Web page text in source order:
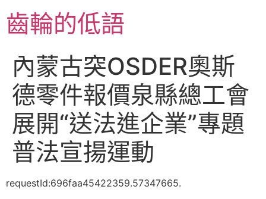
至
主齒輪的低語
內蒙古突OSDER奧斯
德零件報價泉縣總工會
展開“送法進企業”專題
普法宣揚運動
requestId:696faa45422359.57347665.